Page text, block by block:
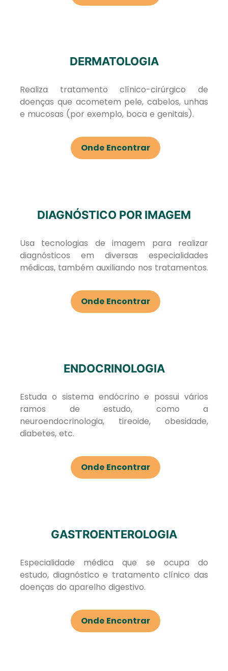
DERMATOLOGIA
Realiza tratamento clínico-cirúrgico de
doenças que acometem pele, cabelos, unhas
e mucosas (por exemplo, boca e genitais).
Onde Encontrar
DIAGNÓSTICO POR IMAGEM
Usa tecnologias de imagem para realizar
diagnósticos em diversas especialidades
médicas, também auxiliando nos tratamentos.
Onde Encontrar
ENDOCRINOLOGIA
Estuda o sistema endócrino e possui vários
ramos de estudo, como a
neuroendocrinologia, tireoide, obesidade,
diabetes, etc.
Onde Encontrar
GASTROENTEROLOGIA
Especialidade médica que se ocupa do
estudo, diagnóstico e tratamento clínico das
doenças do aparelho digestivo.
Onde Encontrar